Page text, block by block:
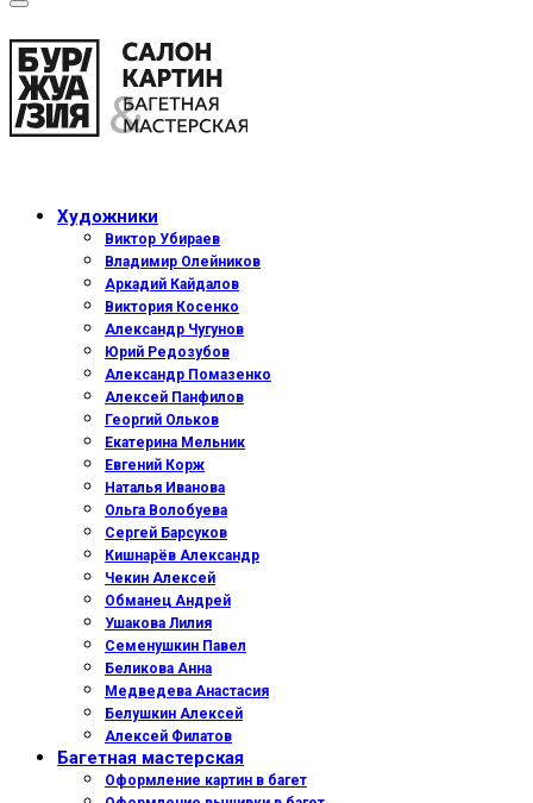
Художники
Виктор Убираев
Владимир Олейников
Аркадий Кайдалов
Виктория Косенко
Александр Чугунов
Юрий Редозубов
Александр Помазенко
Алексей Панфилов
Георгий Ольков
Екатерина Мельник
Евгений Корж
Наталья Иванова
Ольга Волобуева
Сергей Барсуков
Кишнарёв Александр
Чекин Алексей
Обманец Андрей
Ушакова Лилия
Семенушкин Павел
Беликова Анна
Медведева Анастасия
Белушкин Алексей
Алексей Филатов
Багетная мастерская
Оформление картин в багет